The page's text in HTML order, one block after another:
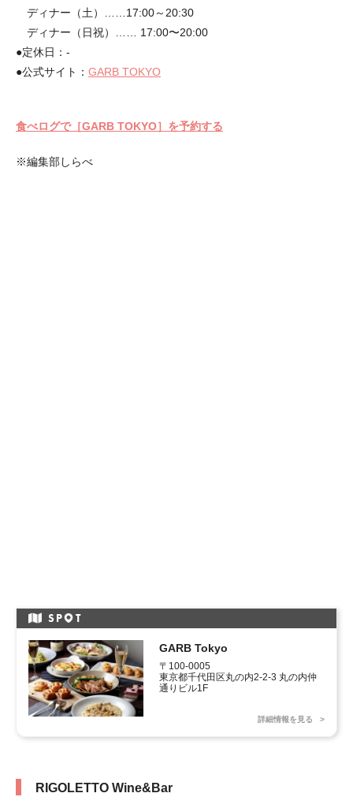
ディナー（土）……17:00～20:30
ディナー（日祝）…… 17:00〜20:00
●定休日：-
●公式サイト： GARB TOKYO
食べログで［GARB TOKYO］を予約する
※編集部しらべ
SP T
GARB Tokyo
〒100-0005
東京都千代田区丸の内2-2-3 丸の内仲
通りビル1F
詳細情報を見る
RIGOLETTO Wine&Bar